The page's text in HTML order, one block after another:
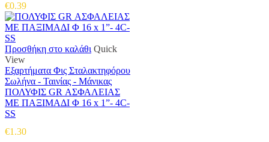
€0.39
Προσθήκη στο καλάθι Quick
View
Εξαρτήματα Φις Σταλακτηφόρου
Σωλήνα - Ταινίας - Μάνικας
ΠΟΛΥΦΙΣ GR ΑΣΦΑΛΕΙΑΣ
ΜΕ ΠΑΞΙΜΑΔΙ Φ 16 x 1”- 4C-
SS
€1.30